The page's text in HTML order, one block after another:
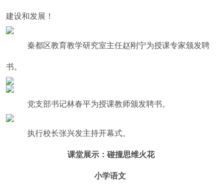
建设和发展！
秦都区教育教学研究室主任赵刚宁为授课专家颁发聘
书。
党支部书记林春平为授课教师颁发聘书。
执行校长张兴发主持开幕式。
课堂展示：碰撞思维火花
小学语文